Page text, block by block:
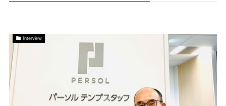
Interview